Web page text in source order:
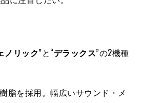
ノリック”と“デラックス”の2機種
脂を採用。幅広いサウンド・メ